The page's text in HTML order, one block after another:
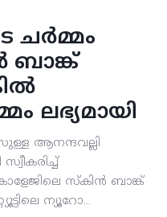
ബാങ്ക്
ലഭ്യമായി
ആനന്ദവല്ലി
സ്‌കിൻ ബാങ്ക്
ന്യൂറോ...